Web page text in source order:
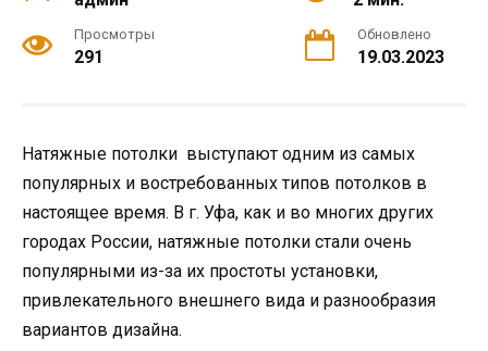
Просмотры
291
Обновлено
19.03.2023
Натяжные потолки выступают одним из самых
популярных и востребованных типов потолков в
настоящее время. В г. Уфа, как и во многих других
городах России, натяжные потолки стали очень
популярными из-за их простоты установки,
привлекательного внешнего вида и разнообразия
вариантов дизайна.